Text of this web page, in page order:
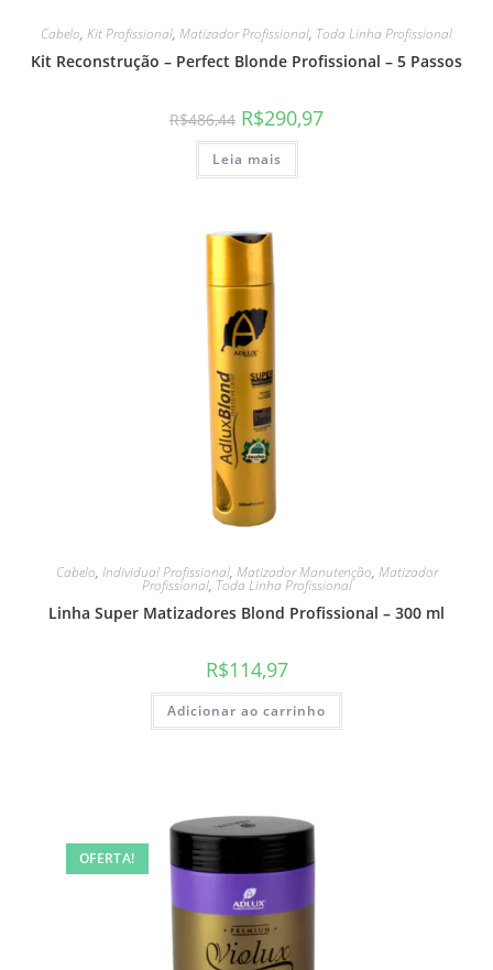
Cabelo, Kit Profissional, Matizador Profissional, Toda Linha Profissional
Kit Reconstrução – Perfect Blonde Profissional – 5 Passos
R$486,44 R$290,97
Leia mais
Cabelo, Individual Profissional, Matizador Manutenção, Matizador
Profissional, Toda Linha Profissional
Linha Super Matizadores Blond Profissional – 300 ml
R$114,97
Adicionar ao carrinho
OFERTA!